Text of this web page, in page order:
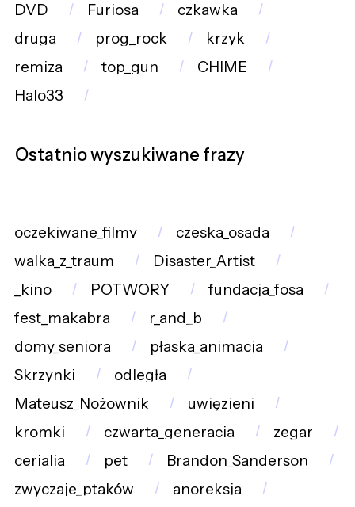
DVD
Furiosa
czkawka
druga
prog_rock
krzyk
remiza
top_gun
CHIME
Halo33
Ostatnio wyszukiwane frazy
oczekiwane_filmy
czeska_osada
walka_z_traum
Disaster_Artist
_kino
POTWORY
fundacja_fosa
fest_makabra
r_and_b
domy_seniora
płaska_animacja
Skrzynki
odległa
Mateusz_Nożownik
uwięzieni
kromki
czwarta_generacja
zegar
cerialia
pet
Brandon_Sanderson
zwyczaje_ptaków
anoreksja